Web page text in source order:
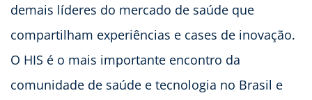
demais líderes do mercado de saúde que
compartilham experiências e cases de inovação.
O HIS é o mais importante encontro da
comunidade de saúde e tecnologia no Brasil e